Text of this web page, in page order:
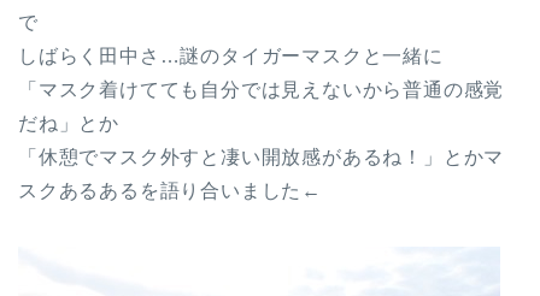
で
しばらく田中さ…謎のタイガーマスクと一緒に
「マスク着けてても自分では見えないから普通の感覚
だね」とか
「休憩でマスク外すと凄い開放感があるね！」とかマ
スクあるあるを語り合いました←